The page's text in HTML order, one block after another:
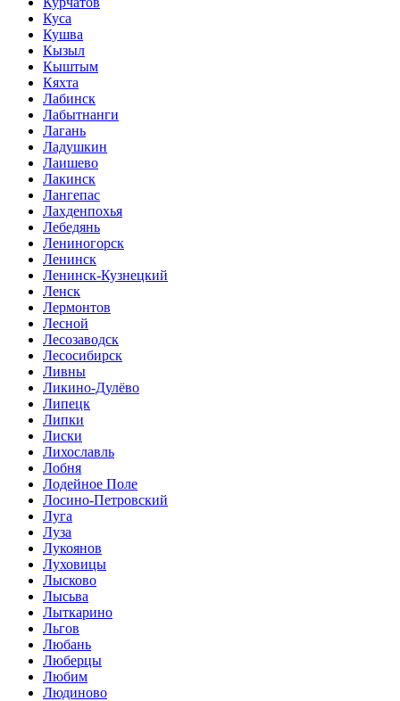
Куса
Кушва
Кызыл
Кыштым
Кяхта
Лабинск
Лабытнанги
Лагань
Ладушкин
Лаишево
Лакинск
Лангепас
Лахденпохья
Лебедянь
Лениногорск
Ленинск
Ленинск-Кузнецкий
Ленск
Лермонтов
Лесной
Лесозаводск
Лесосибирск
Ливны
Ликино-Дулёво
Липецк
Липки
Лиски
Лихославль
Лобня
Лодейное Поле
Лосино-Петровский
Луга
Луза
Лукоянов
Луховицы
Лысково
Лысьва
Лыткарино
Льгов
Любань
Люберцы
Любим
Людиново